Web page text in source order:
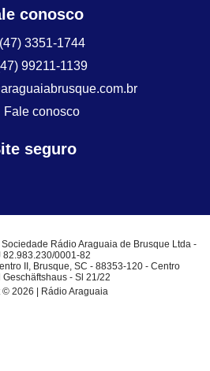
conosco
(47) 3351-1744
99211-1139
Fale conosco
seguro
Rádio Araguaia de Brusque Ltda -
82.983.230/0001-82
II, Brusque, SC - 88353-120 - Centro
- Sl 21/22
© 2026 | Rádio Araguaia